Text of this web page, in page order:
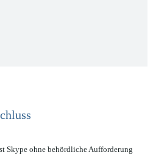
Skype ohne behördliche Aufforderung